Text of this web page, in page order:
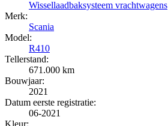
Wissellaadbaksysteem vrachtwagens
Merk:
Scania
Model:
R410
Tellerstand:
671.000 km
Bouwjaar:
2021
Datum eerste registratie:
06-2021